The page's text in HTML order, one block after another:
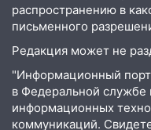
будут судить за
млн рублей
08:22
07:20 Жара
распространению в
письменного
Редакция может не
"Информационный
в Федеральной службе
информационных
коммуникаций.